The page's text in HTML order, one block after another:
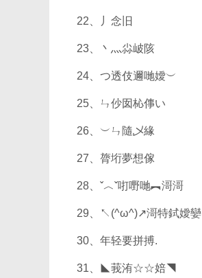
22、丿念旧
23、丶灬尛岥陔
24、つ透伎邇哋嬡︶
25、ㄣ仯囡杺倳い
26、︶ㄣ隨乄緣ゞ
27、膂垳夢想傢
28、ˇ︿ˇ咑嘢哋︻滒滒
29、↖(^ω^)↗滒特鉽嬡孌
30、年轻要拼搏.
31、◣莪洧☆☆婄◥